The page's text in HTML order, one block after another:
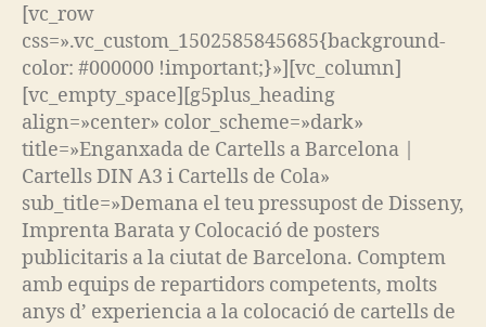
[vc_row
css=».vc_custom_1502585845685{background-
color: #000000 !important;}»][vc_column]
[vc_empty_space][g5plus_heading
align=»center» color_scheme=»dark»
title=»Enganxada de Cartells a Barcelona |
Cartells DIN A3 i Cartells de Cola»
sub_title=»Demana el teu pressupost de Disseny,
Imprenta Barata y Colocació de posters
publicitaris a la ciutat de Barcelona. Comptem
amb equips de repartidors competents, molts
anys d’ experiencia a la colocació de cartells de